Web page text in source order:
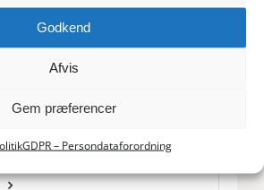
Godkend
Afvis
Gem præferencer
GDPR – Persondataforordning
arbejde
ferieplan